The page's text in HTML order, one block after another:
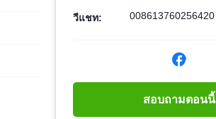
วีแชท: 008613760256420
สอบถามตอนนี้